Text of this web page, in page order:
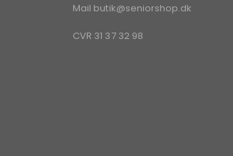
Mail butik@seniorshop.dk
CVR 31 37 32 98